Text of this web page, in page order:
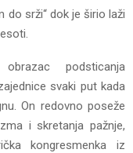
do srži“ dok je širio laži
podsticanja
svaki put kada
On redovno poseže
i skretanja pažnje,
kongresmenka iz